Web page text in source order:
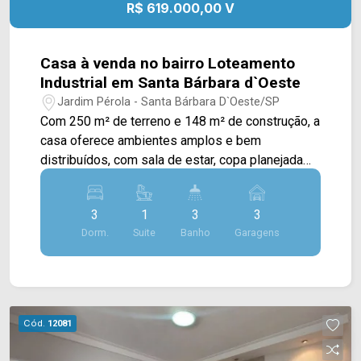
- Presente em cada mudança!
R$ 619.000,00 V
Casa à venda no bairro Loteamento
Industrial em Santa Bárbara d`Oeste
Jardim Pérola - Santa Bárbara D`Oeste/SP
Com 250 m² de terreno e 148 m² de construção, a
casa oferece ambientes amplos e bem
distribuídos, com sala de estar, copa planejada
com cristaleira e cozinha planejada,
proporcionando mais praticidade e conforto para
a rotina da família. Dois dormitórios contam com
móveis planejados, garantindo melhor
organização dos espaços. A área de lazer é um
ambiente agradável para reunir amigos e
familiares. O piso em porcelanato em toda a área
interna, o portão eletrônico e a lavanderia ampla
3
Dorm.
1
Suite
3
Banho
3
Garagens
Cód. 12081